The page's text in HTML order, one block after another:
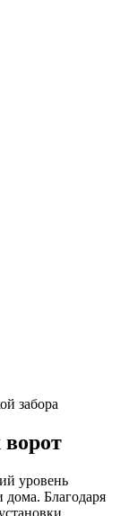
забора
уровень
дома. Благодаря